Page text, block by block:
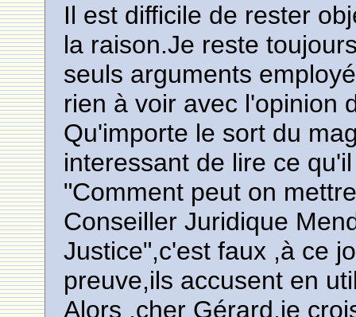
Il est difficile de rester
la raison.Je reste
seuls arguments
rien à voir avec l'opinion
Qu'importe le sort du
interessant de lire ce
"Comment peut on
Conseiller Juridique
Justice",c'est faux ,à ce
preuve,ils accusent en
Alors ,cher Gérard,je